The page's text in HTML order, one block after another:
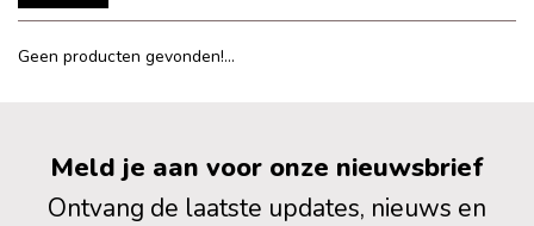
Geen producten gevonden!...
Meld je aan voor onze nieuwsbrief
Ontvang de laatste updates, nieuws en